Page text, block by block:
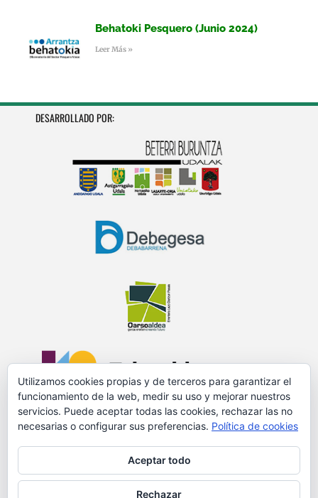
Behatoki Pesquero (Junio 2024)
Leer Más »
DESARROLLADO POR:
PROMOVIDO Y FINANCIADO POR:
Utilizamos cookies propias y de terceros para garantizar el
funcionamiento de la web, medir su uso y mejorar nuestros
servicios. Puede aceptar todas las cookies, rechazar las no
necesarias o configurar sus preferencias. Política de cookies
Aceptar todo
Rechazar